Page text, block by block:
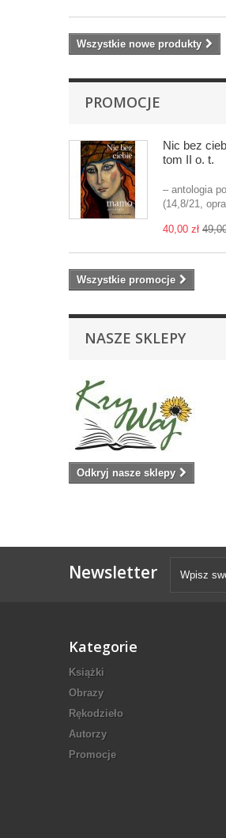
Wszystkie nowe produkty
PROMOCJE
Nic bez
tom II o. t.
– antologia
(14,8/21,
40,00 zł
Wszystkie promocje
NASZE SKLEPY
Odkryj nasze sklepy
Newsletter
Kategorie
Książki
Obrazy
Rękodzieło
Autorzy
Promocje